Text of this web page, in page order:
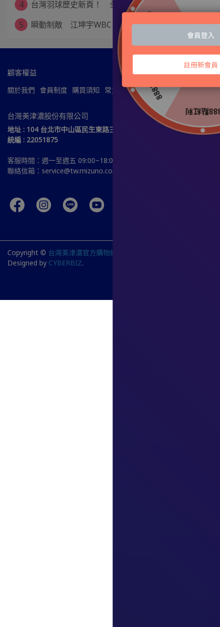
4
台灣羽球歷史新頁！ 全英公開賽混雙冠軍！
5
瞬動制敵 江坤宇WBC Ready！
顧客權益
關於我們 會員制度 購買須知 常見問題 服務條款 隱私政策
台灣美津濃股份有限公司
地址 : 104 台北市中山區民生東路三段51號15樓
統編 : 22051875
客服時間：週一至週五 09:00~18:00
聯絡信箱：service@tw.mizuno.com
Copyright © 台灣美津濃官方購物網站
Designed by CYBERBIZ.